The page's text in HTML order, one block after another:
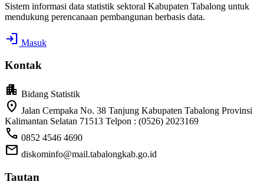
Sistem informasi data statistik sektoral Kabupaten Tabalong untuk
mendukung perencanaan pembangunan berbasis data.
login Masuk
Kontak
apartment Bidang Statistik
location_on Jalan Cempaka No. 38 Tanjung Kabupaten Tabalong Provinsi
Kalimantan Selatan 71513 Telpon : (0526) 2023169
call 0852 4546 4690
mail diskominfo@mail.tabalongkab.go.id
Tautan